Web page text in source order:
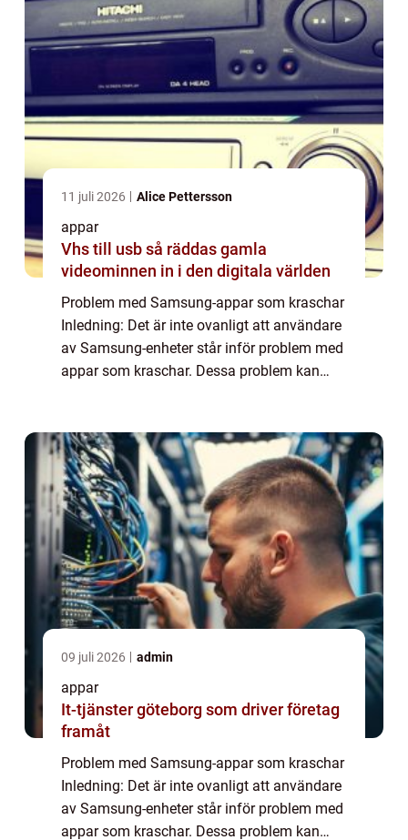
11 juli 2026 Alice Pettersson
appar
Vhs till usb så räddas gamla
videominnen in i den digitala världen
Problem med Samsung-appar som kraschar
Inledning: Det är inte ovanligt att användare
av Samsung-enheter står inför problem med
appar som kraschar. Dessa problem kan
artikel kommer vi ...
09 juli 2026 admin
appar
It-tjänster göteborg som driver företag
framåt
Problem med Samsung-appar som kraschar
Inledning: Det är inte ovanligt att användare
av Samsung-enheter står inför problem med
appar som kraschar. Dessa problem kan